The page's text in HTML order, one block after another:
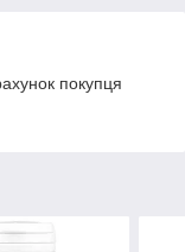
покупця